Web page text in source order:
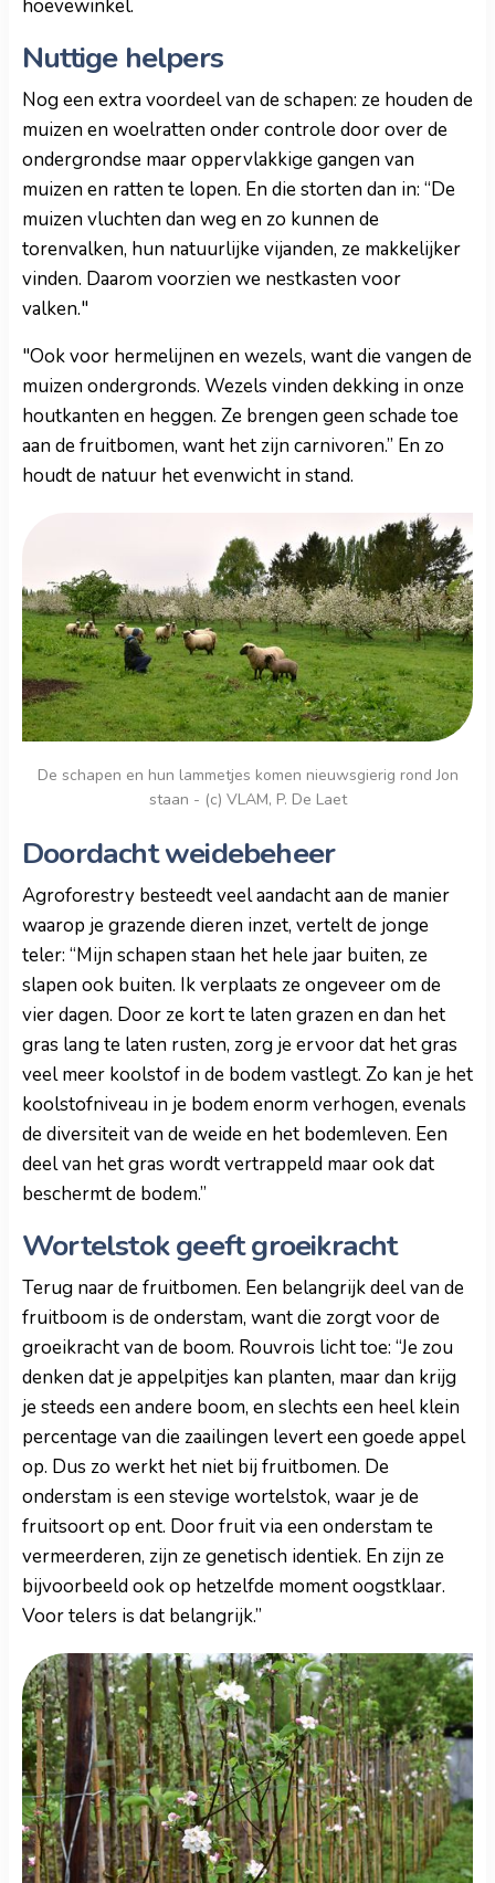
hoevewinkel.
Nuttige helpers
Nog een extra voordeel van de schapen: ze houden de
muizen en woelratten onder controle door over de
ondergrondse maar oppervlakkige gangen van
muizen en ratten te lopen. En die storten dan in: “De
muizen vluchten dan weg en zo kunnen de
torenvalken, hun natuurlijke vijanden, ze makkelijker
vinden. Daarom voorzien we nestkasten voor
valken."
"Ook voor hermelijnen en wezels, want die vangen de
muizen ondergronds. Wezels vinden dekking in onze
houtkanten en heggen. Ze brengen geen schade toe
aan de fruitbomen, want het zijn carnivoren.” En zo
houdt de natuur het evenwicht in stand.
De schapen en hun lammetjes komen nieuwsgierig rond Jon
staan - (c) VLAM, P. De Laet
Doordacht weidebeheer
Agroforestry besteedt veel aandacht aan de manier
waarop je grazende dieren inzet, vertelt de jonge
teler: “Mijn schapen staan het hele jaar buiten, ze
slapen ook buiten. Ik verplaats ze ongeveer om de
vier dagen. Door ze kort te laten grazen en dan het
gras lang te laten rusten, zorg je ervoor dat het gras
veel meer koolstof in de bodem vastlegt. Zo kan je het
koolstofniveau in je bodem enorm verhogen, evenals
de diversiteit van de weide en het bodemleven. Een
deel van het gras wordt vertrappeld maar ook dat
beschermt de bodem.”
Wortelstok geeft groeikracht
Terug naar de fruitbomen. Een belangrijk deel van de
fruitboom is de onderstam, want die zorgt voor de
groeikracht van de boom. Rouvrois licht toe: “Je zou
denken dat je appelpitjes kan planten, maar dan krijg
je steeds een andere boom, en slechts een heel klein
percentage van die zaailingen levert een goede appel
op. Dus zo werkt het niet bij fruitbomen. De
onderstam is een stevige wortelstok, waar je de
fruitsoort op ent. Door fruit via een onderstam te
vermeerderen, zijn ze genetisch identiek. En zijn ze
bijvoorbeeld ook op hetzelfde moment oogstklaar.
Voor telers is dat belangrijk.”